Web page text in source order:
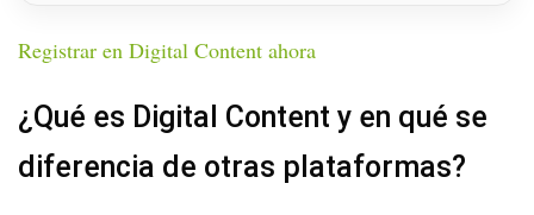
Registrar en Digital Content ahora
¿Qué es Digital Content y en qué se
diferencia de otras plataformas?